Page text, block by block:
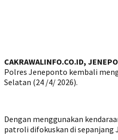
CAKRAWALINFO.CO.ID,
Polres Jeneponto kembali
Selatan (24 /4/ 2026).
Dengan menggunakan
patroli difokuskan di sepanjang